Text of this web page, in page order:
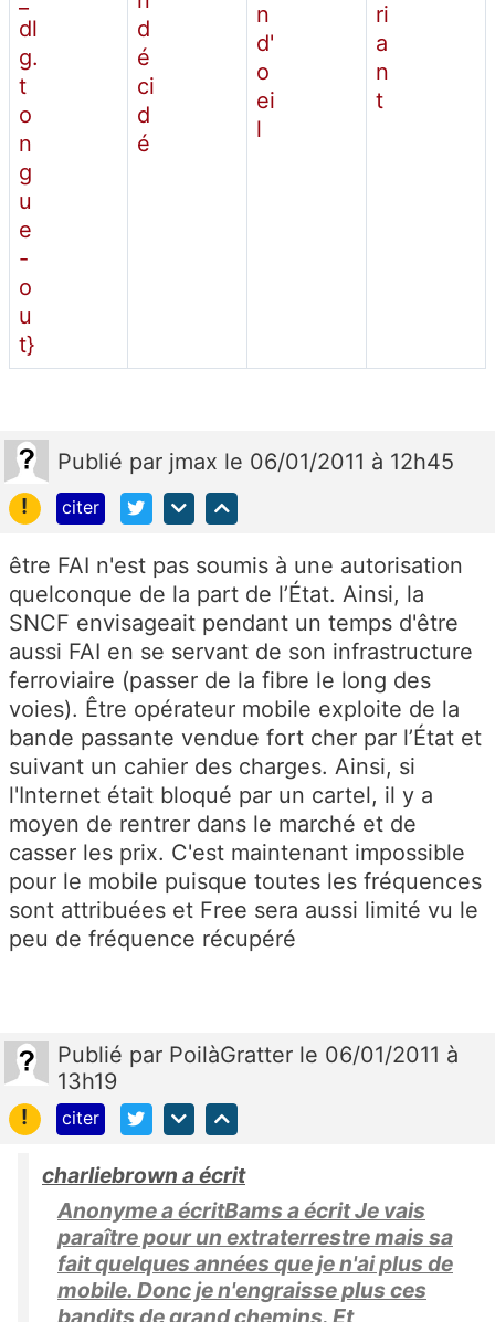
Publié par jmax le 06/01/2011 à 12h45
!
citer
être FAI n'est pas soumis à une autorisation
quelconque de la part de l’État. Ainsi, la
SNCF envisageait pendant un temps d'être
aussi FAI en se servant de son infrastructure
ferroviaire (passer de la fibre le long des
voies). Être opérateur mobile exploite de la
bande passante vendue fort cher par l’État et
suivant un cahier des charges. Ainsi, si
l'Internet était bloqué par un cartel, il y a
moyen de rentrer dans le marché et de
casser les prix. C'est maintenant impossible
pour le mobile puisque toutes les fréquences
sont attribuées et Free sera aussi limité vu le
peu de fréquence récupéré
Publié par PoilàGratter le 06/01/2011 à
13h19
!
citer
charliebrown a écrit
Anonyme a écritBams a écrit Je vais
paraître pour un extraterrestre mais sa
fait quelques années que je n'ai plus de
mobile. Donc je n'engraisse plus ces
bandits de grand chemins. Et